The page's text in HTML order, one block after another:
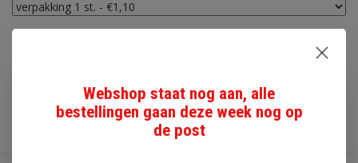
€1,10
Toevoegen aan winkelwagen
Webshop staat nog aan, alle
bestellingen gaan deze week nog op
de post